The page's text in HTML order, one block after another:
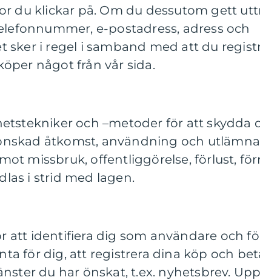
du klickar på. Om du dessutom gett
e-postadress, adress och
sker i regel i samband med att du
något från vår sida.
och –metoder för att skydda
åtkomst, användning och
missbruk, offentliggörelse, förlust,
i strid med lagen.
att identifiera dig som användare och
för dig, att registrera dina köp och
du har önskat, t.ex. nyhetsbrev.